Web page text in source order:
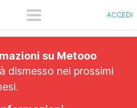
ACCEDI
su Metooo
dismesso nei prossimi